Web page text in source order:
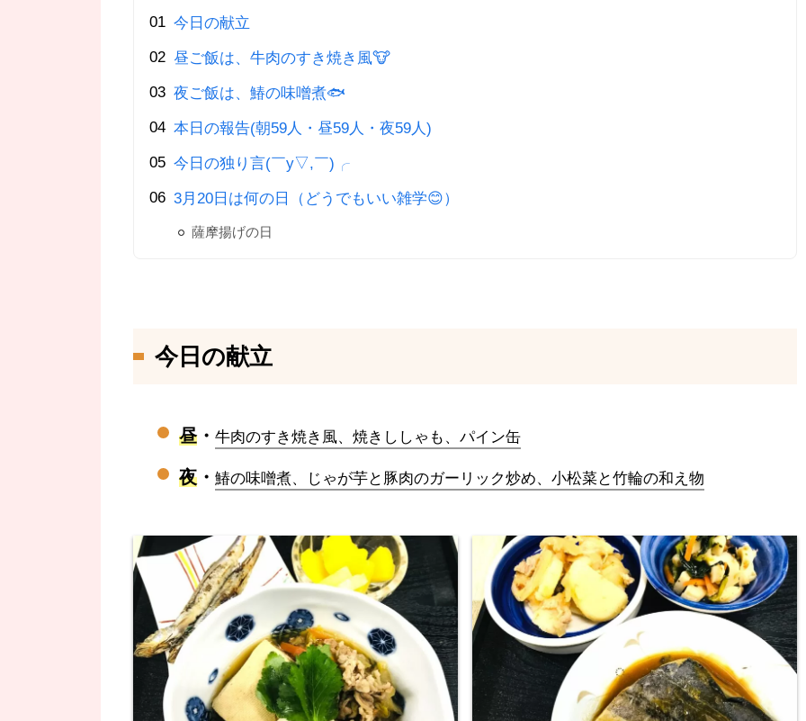
今日の献立
昼ご飯は、牛肉のすき焼き風🐮
夜ご飯は、鰆の味噌煮🐟
本日の報告(朝59人・昼59人・夜59人)
今日の独り言(￣y▽,￣)╭
3月20日は何の日（どうでもいい雑学😊）
薩摩揚げの日
今日の献立
昼・ 牛肉のすき焼き風、焼きししゃも、パイン缶
夜 ・ 鰆の味噌煮、じゃが芋と豚肉のガーリック炒め、小松菜と竹輪の和え物